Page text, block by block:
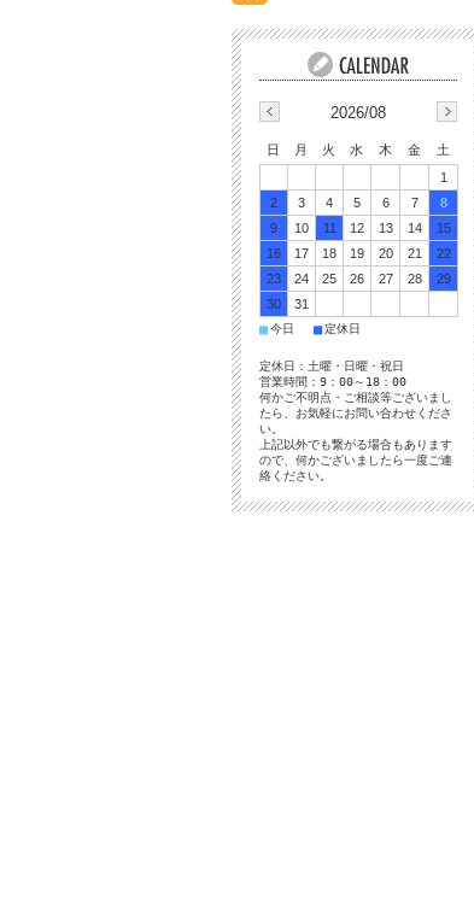
2026/08
日 月 火 水 木 金
土
1
2
3 4 5 6 7
8
9
10 11 12 13 14
15
16
17 18 19 20 21
22
23
24 25 26 27 28
29
30
31
■今日 ■定休日
定休日：土曜・日曜・祝日
営業時間：9：00～18：00
何かご不明点・ご相談等ございまし
たら、お気軽にお問い合わせくださ
い。
上記以外でも繋がる場合もあります
ので、何かございましたら一度ご連
絡ください。